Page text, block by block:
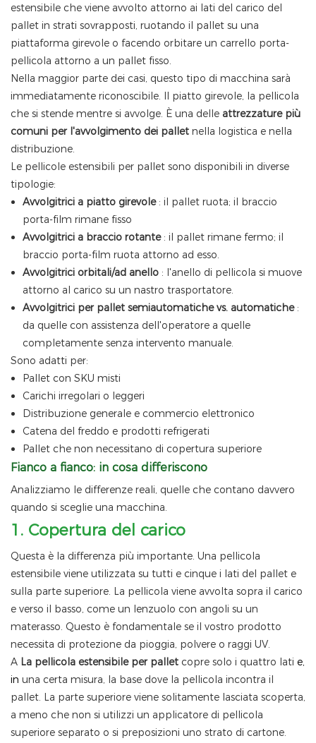
estensibile che viene avvolto attorno ai lati del carico del
pallet in strati sovrapposti, ruotando il pallet su una
piattaforma girevole o facendo orbitare un carrello porta-
pellicola attorno a un pallet fisso.
Nella maggior parte dei casi, questo tipo di macchina sarà
immediatamente riconoscibile. Il piatto girevole, la pellicola
che si stende mentre si avvolge. È una delle attrezzature più
comuni per l'avvolgimento dei pallet nella logistica e nella
distribuzione.
Le pellicole estensibili per pallet sono disponibili in diverse
tipologie:
Avvolgitrici a piatto girevole : il pallet ruota; il braccio
porta-film rimane fisso
Avvolgitrici a braccio rotante : il pallet rimane fermo; il
braccio porta-film ruota attorno ad esso.
Avvolgitrici orbitali/ad anello : l'anello di pellicola si muove
attorno al carico su un nastro trasportatore.
Avvolgitrici per pallet semiautomatiche vs. automatiche :
da quelle con assistenza dell'operatore a quelle
completamente senza intervento manuale.
Sono adatti per:
Pallet con SKU misti
Carichi irregolari o leggeri
Distribuzione generale e commercio elettronico
Catena del freddo e prodotti refrigerati
Pallet che non necessitano di copertura superiore
Fianco a fianco: in cosa differiscono
Analizziamo le differenze reali, quelle che contano davvero
quando si sceglie una macchina.
1. Copertura del carico
Questa è la differenza più importante. Una pellicola
estensibile viene utilizzata su tutti e cinque i lati del pallet e
sulla parte superiore. La pellicola viene avvolta sopra il carico
e verso il basso, come un lenzuolo con angoli su un
materasso. Questo è fondamentale se il vostro prodotto
necessita di protezione da pioggia, polvere o raggi UV.
A La pellicola estensibile per pallet copre solo i quattro lati e,
in una certa misura, la base dove la pellicola incontra il
pallet. La parte superiore viene solitamente lasciata scoperta,
a meno che non si utilizzi un applicatore di pellicola
superiore separato o si preposizioni uno strato di cartone.